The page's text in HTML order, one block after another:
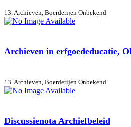
13. Archieven, Boerderijen Onbekend
Archieven in erfgoededucatie,
13. Archieven, Boerderijen Onbekend
Discussienota Archiefbeleid